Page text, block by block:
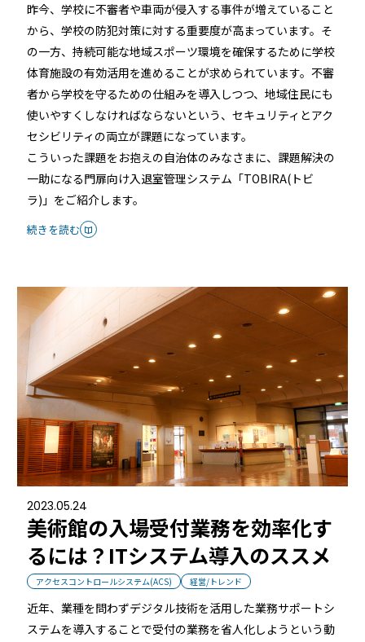
昨今、学校に不審者や車両が侵入する事件が増えていること
から、学校の防犯対策に対する重要度が高まっています。そ
の一方、持続可能な地域スポーツ環境を確保するために学校
体育施設の有効活用を進めることが求められています。不審
者から学校を守るための仕組みを導入しつつ、地域住民にも
使いやすくしなければならないという、セキュリティとアク
セシビリティの両立が課題になっています。
こういった課題をお抱えの自治体のみなさまに、課題解決の
一助になる門扉向け入退室管理システム「TOBIRA(トビ
ラ)」をご紹介します。
続きを読む
2023.05.24
美術館の入場受付業務を効率化す
るには？ITシステム導入のススメ
アクセスコントロールシステム(ACS) 経営/トレンド
近年、業種を問わずデジタル技術を活用した業務サポートシ
ステムを導入することで受付の業務を省人化しようという動